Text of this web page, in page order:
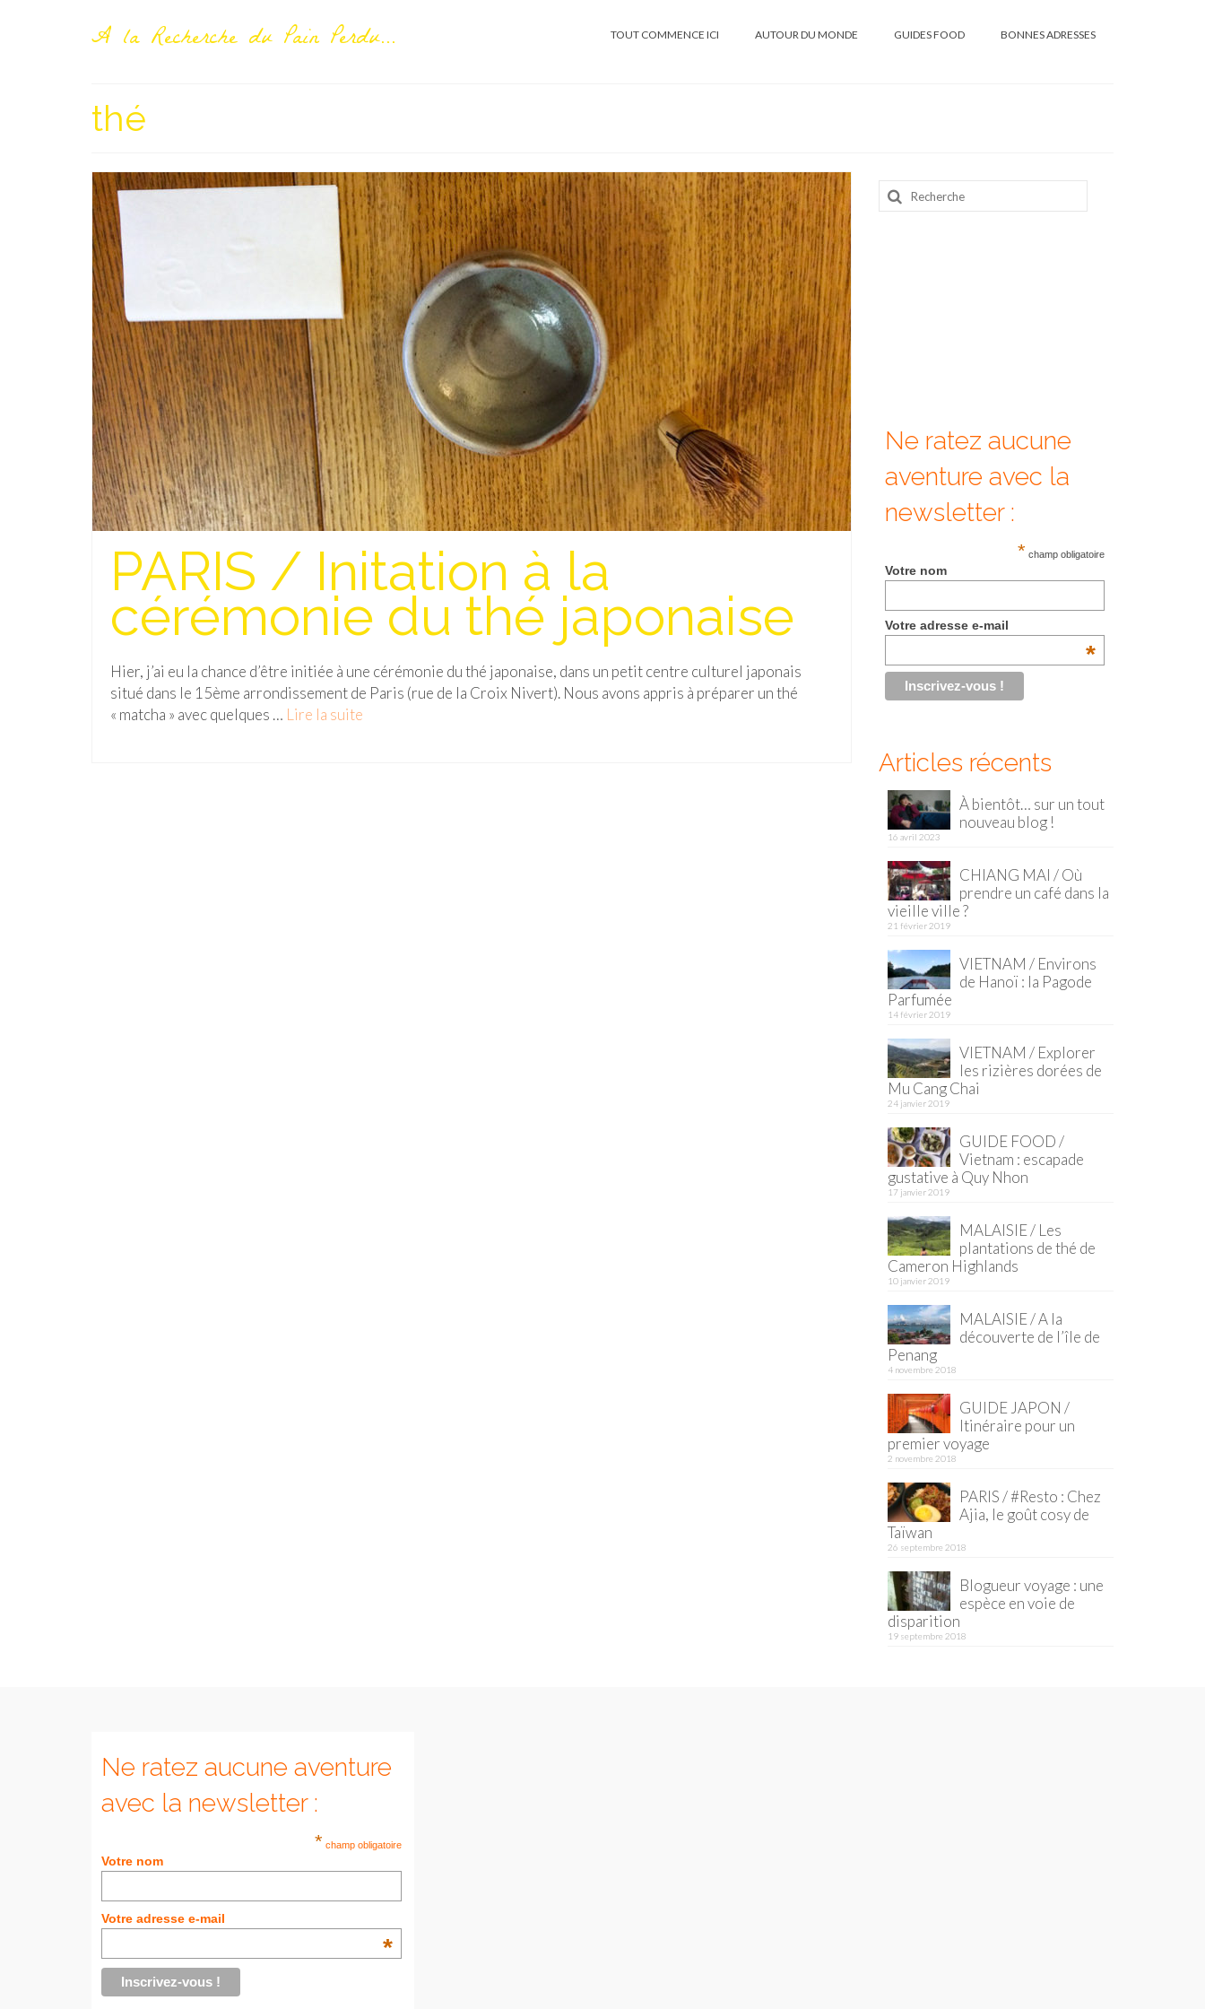
A la Recherche du Pain Perdu... TOUT COMMENCE ICI AUTOUR DU MONDE GUIDES FOOD BONNES ADRESSES
thé
PARIS / Initation à la
cérémonie du thé japonaise
Hier, j’ai eu la chance d’être initiée à une cérémonie du thé japonaise, dans un petit centre culturel japonais
situé dans le 15ème arrondissement de Paris (rue de la Croix Nivert). Nous avons appris à préparer un thé
« matcha » avec quelques … Lire la suite­­
Rechercher
:
Ne ratez aucune
aventure avec la
newsletter :
* champ obligatoire
Votre nom
Votre adresse e-mail
*
Articles récents
À bientôt… sur un tout
nouveau blog !
16 avril 2023
CHIANG MAI / Où
prendre un café dans la
vieille ville ?
21 février 2019
VIETNAM / Environs
de Hanoï : la Pagode
Parfumée
14 février 2019
VIETNAM / Explorer
les rizières dorées de
Mu Cang Chai
24 janvier 2019
GUIDE FOOD /
Vietnam : escapade
gustative à Quy Nhon
17 janvier 2019
MALAISIE / Les
plantations de thé de
Cameron Highlands
10 janvier 2019
MALAISIE / A la
découverte de l’île de
Penang
4 novembre 2018
GUIDE JAPON /
Itinéraire pour un
premier voyage
2 novembre 2018
PARIS / #Resto : Chez
Ajia, le goût cosy de
Taïwan
26 septembre 2018
Blogueur voyage : une
espèce en voie de
disparition
19 septembre 2018
Ne ratez aucune aventure
avec la newsletter :
* champ obligatoire
Votre nom
Votre adresse e-mail
*